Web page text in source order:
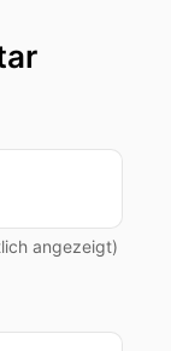
angezeigt)